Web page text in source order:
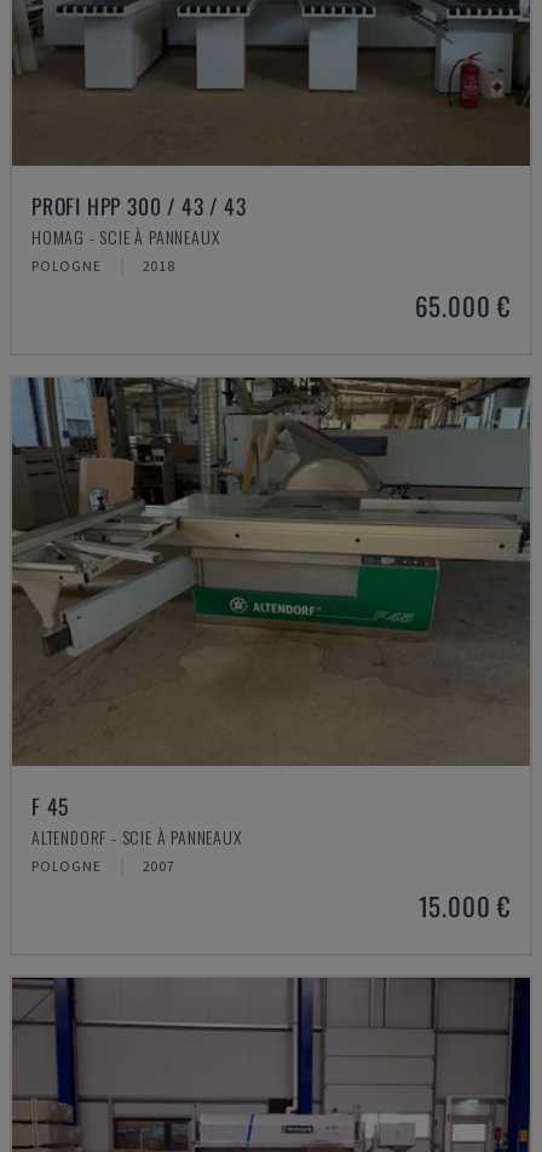
PROFI HPP 300 / 43 / 43
HOMAG - SCIE À PANNEAUX
POLOGNE 2018
65.000 €
F 45
ALTENDORF - SCIE À PANNEAUX
POLOGNE 2007
15.000 €